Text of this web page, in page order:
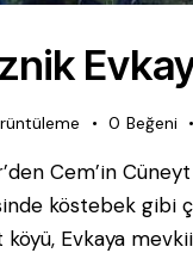
0 Beğeni
Cem’in
köstebek gibi
Evkaya